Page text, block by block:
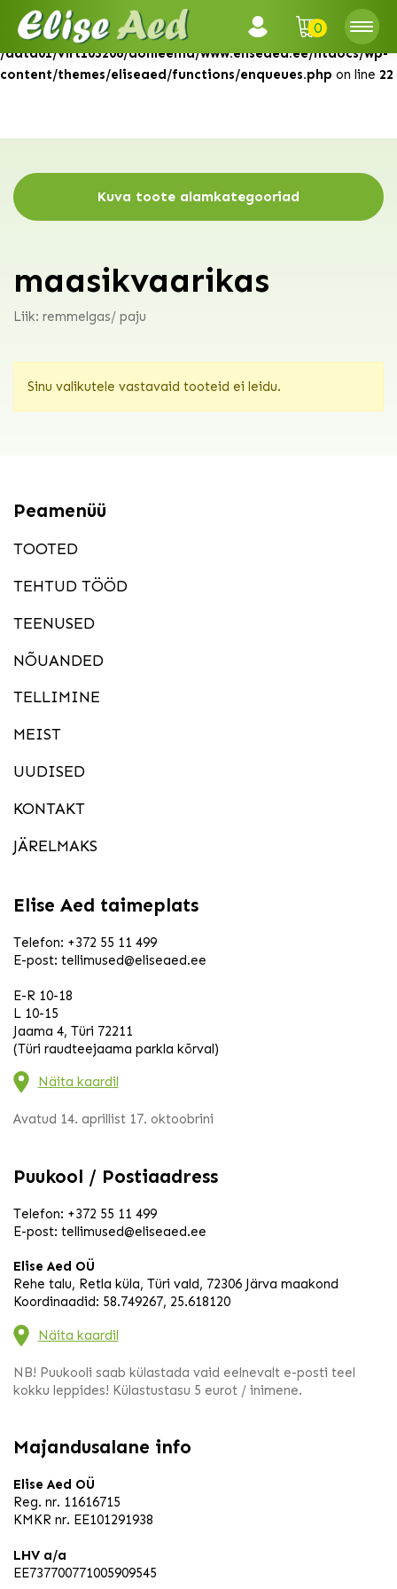
Warning: Attempt to read property "ID" on null in
/data01/virt103206/domeenid/www.eliseaed.ee/htdocs/wp-
content/themes/eliseaed/functions/enqueues.php on line 22
0
Kuva toote alamkategooriad
maasikvaarikas
Liik: remmelgas/ paju
Sinu valikutele vastavaid tooteid ei leidu.
Peamenüü
TOOTED
TEHTUD TÖÖD
TEENUSED
NÕUANDED
TELLIMINE
MEIST
UUDISED
KONTAKT
JÄRELMAKS
Elise Aed taimeplats
Telefon: +372 55 11 499
E-post: tellimused@eliseaed.ee
E-R 10-18
L 10-15
Jaama 4, Türi 72211
(Türi raudteejaama parkla kõrval)
Näita kaardil
Avatud 14. aprillist 17. oktoobrini
Puukool / Postiaadress
Telefon: +372 55 11 499
E-post: tellimused@eliseaed.ee
Elise Aed OÜ
Rehe talu, Retla küla, Türi vald, 72306 Järva maakond
Koordinaadid: 58.749267, 25.618120
Näita kaardil
NB! Puukooli saab külastada vaid eelnevalt e-posti teel
kokku leppides! Külastustasu 5 eurot / inimene.
Majandusalane info
Elise Aed OÜ
Reg. nr. 11616715
KMKR nr. EE101291938
LHV a/a
EE737700771005909545